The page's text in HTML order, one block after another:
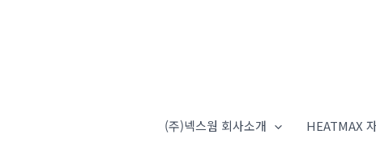
(주)넥스웜 회사소개 HEATMAX